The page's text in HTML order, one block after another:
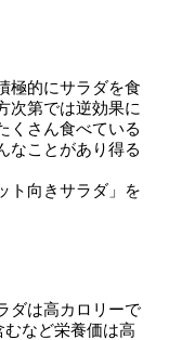
極的にサラダを食
次第では逆効果に
くさん食べている
なことがあり得る
ト向きサラダ」を
ダは高カロリーで
など栄養価は高